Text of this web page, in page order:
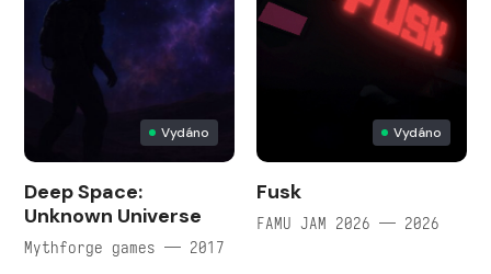
Vydáno
Deep Space:
Unknown Universe
Mythforge games — 2017
Vydáno
Fusk
FAMU JAM 2026 — 2026